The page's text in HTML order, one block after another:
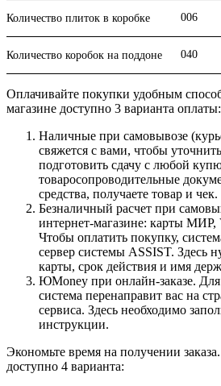
Количество плиток в коробке 006
Количество коробок на поддоне 040
Оплачивайте покупки удобным
магазине доступно 3 варианта оплаты:
Наличные при самовывозе
свяжется с вами, чтобы
подготовить сдачу с любой
товаросопроводительные
средства, получаете товар и чек.
Безналичный расчет при
интернет-магазине: карты МИР,
Чтобы оплатить покупку,
сервер системы ASSIST. Здесь
карты, срок действия и имя
ЮMoney при онлайн-заказе.
система перенаправит вас на
сервиса. Здесь необходимо
инструкции.
Экономьте время на получении
доступно 4 варианта: